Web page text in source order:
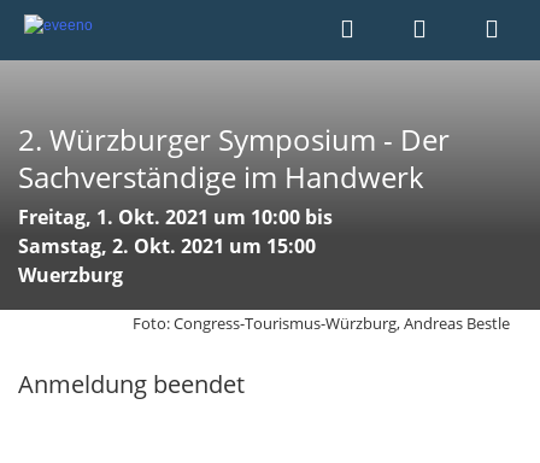
2. Würzburger Symposium - Der
Sachverständige im Handwerk
Freitag, 1. Okt. 2021 um 10:00 bis
Samstag, 2. Okt. 2021 um 15:00
Wuerzburg
Foto: Congress-Tourismus-Würzburg, Andreas Bestle
Anmeldung beendet